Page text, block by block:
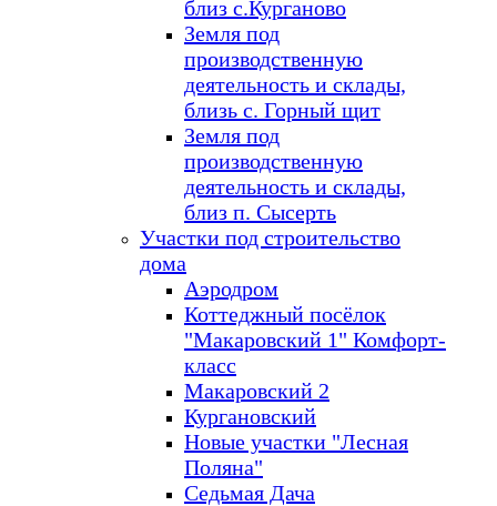
близ с.Курганово
Земля под
производственную
деятельность и склады,
близь с. Горный щит
Земля под
производственную
деятельность и склады,
близ п. Сысерть
Участки под строительство
дома
Аэродром
Коттеджный посёлок
"Макаровский 1" Комфорт-
класс
Макаровский 2
Кургановский
Новые участки "Лесная
Поляна"
Седьмая Дача